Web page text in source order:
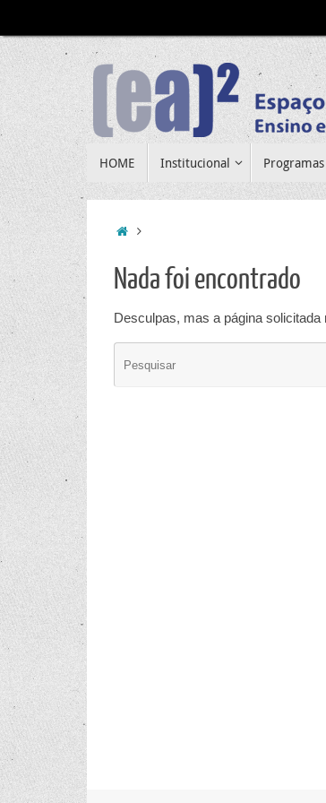
para
conteúdo
para
conteúdo
HOME Institucional Programas
Home
Nada foi encontrado
Desculpas, mas a página solicitada